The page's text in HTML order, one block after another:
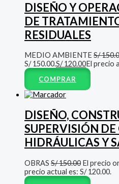
DISEÑO Y
DE
RESIDUALES
MEDIO AMBIENTE S/
S/ 150.00.S/120.00El precio
COMPRAR
DISEÑO,
SUPERVISIÓN DE
HIDRÁULICAS Y
OBRAS S/150.00 El precio
precio actual es: S/ 120.00.